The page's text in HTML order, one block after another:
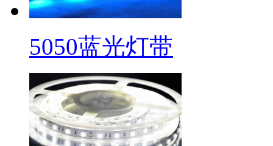
5050蓝光灯带